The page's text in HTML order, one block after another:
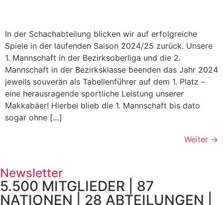
In der Schachabteilung blicken wir auf erfolgreiche
Spiele in der laufenden Saison 2024/25 zurück. Unsere
1. Mannschaft in der Bezirksoberliga und die 2.
Mannschaft in der Bezirksklasse beenden das Jahr 2024
jeweils souverän als Tabellenführer auf dem 1. Platz –
eine herausragende sportliche Leistung unserer
Makkabäer! Hierbei blieb die 1. Mannschaft bis dato
sogar ohne […]
Weiter →
Newsletter
5.500 MITGLIEDER | 87
NATIONEN | 28 ABTEILUNGEN |